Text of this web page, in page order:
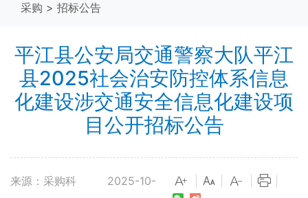
采购 > 招标公告
平江县公安局交通警察大队平江
县2025社会治安防控体系信息
化建设涉交通安全信息化建设项
目公开招标公告
来源：采购科
2025-10-